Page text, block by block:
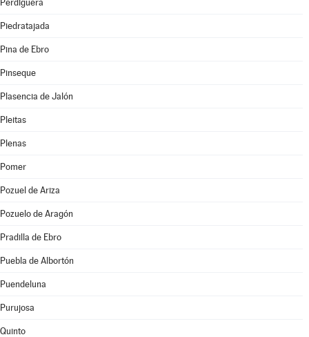
Perdiguera
Piedratajada
Pina de Ebro
Pinseque
Plasencia de Jalón
Pleitas
Plenas
Pomer
Pozuel de Ariza
Pozuelo de Aragón
Pradilla de Ebro
Puebla de Albortón
Puendeluna
Purujosa
Quinto